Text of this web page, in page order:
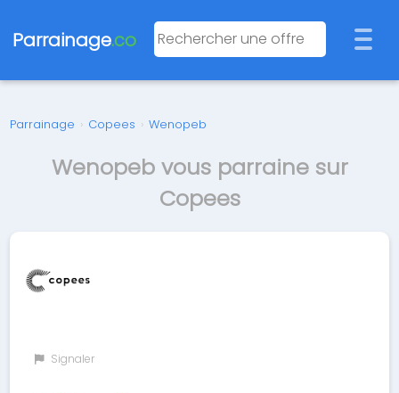
Parrainage.co
Parrainage › Copees › Wenopeb
Wenopeb vous parraine sur
Copees
Signaler